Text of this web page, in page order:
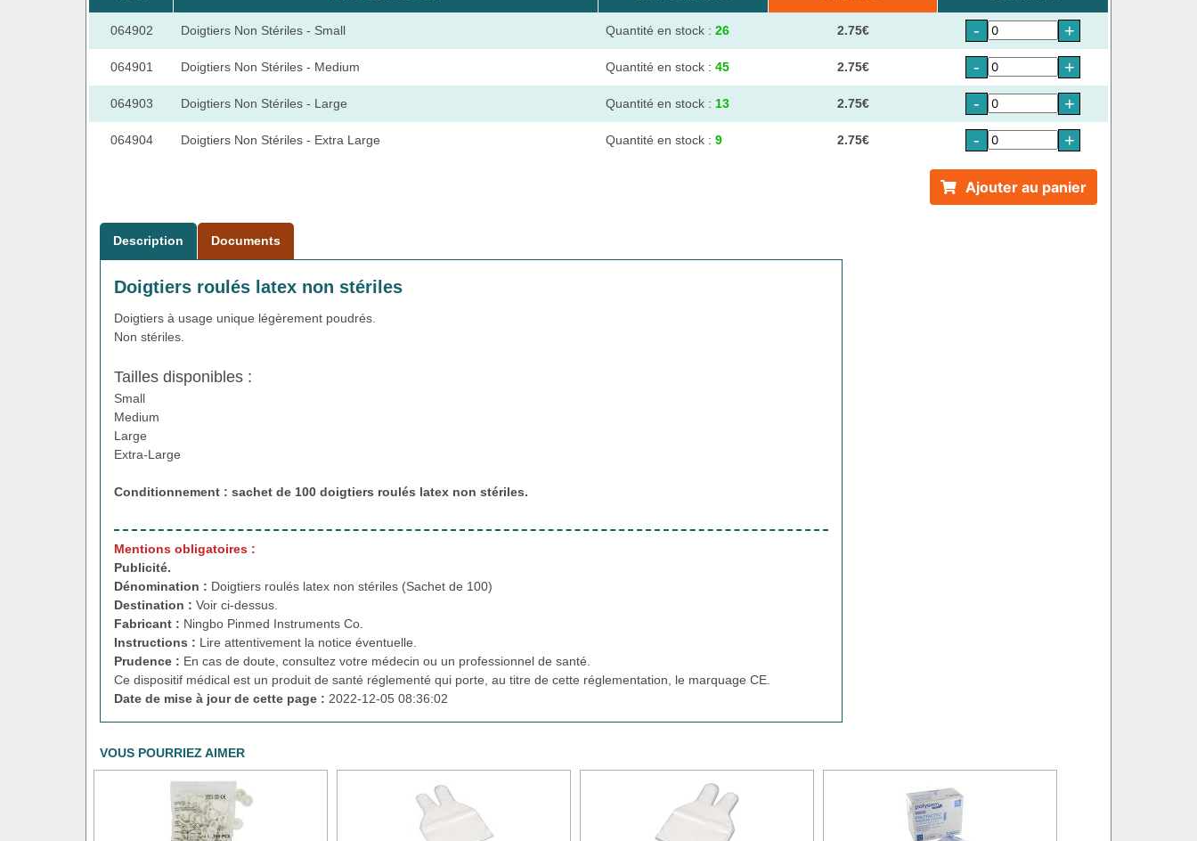
064902 Doigtiers Non Stériles - Small Quantité en stock : 26 2.75€ - +
064901 Doigtiers Non Stériles - Medium Quantité en stock : 45 2.75€ - +
064903 Doigtiers Non Stériles - Large Quantité en stock : 13 2.75€ - +
064904 Doigtiers Non Stériles - Extra Large Quantité en stock : 9 2.75€ - +
Ajouter au panier
Description Documents
Doigtiers roulés latex non stériles
Doigtiers à usage unique légèrement poudrés.
Non stériles.
Tailles disponibles :
Small
Medium
Large
Extra-Large
Conditionnement : sachet de 100 doigtiers roulés latex non stériles.
Mentions obligatoires :
Publicité.
Dénomination : Doigtiers roulés latex non stériles (Sachet de 100)
Destination : Voir ci-dessus.
Fabricant : Ningbo Pinmed Instruments Co.
Instructions : Lire attentivement la notice éventuelle.
Prudence : En cas de doute, consultez votre médecin ou un professionnel de santé.
Ce dispositif médical est un produit de santé réglementé qui porte, au titre de cette réglementation, le marquage CE.
Date de mise à jour de cette page : 2022-12-05 08:36:02
VOUS POURRIEZ AIMER